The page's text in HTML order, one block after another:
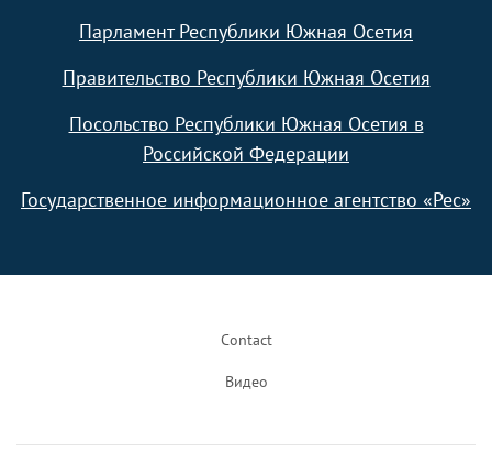
Парламент Республики Южная Осетия
Правительство Республики Южная Осетия
Посольство Республики Южная Осетия в
Российской Федерации
Государственное информационное агентство «Рес»
Contact
Видео